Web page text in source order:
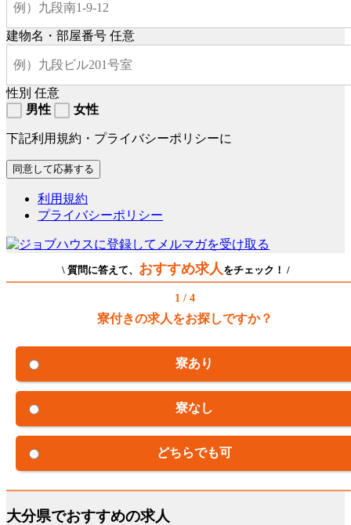
建物名・部屋番号 任意
性別 任意
男性
女性
下記利用規約・プライバシーポリシーに
利用規約
プライバシーポリシー
\ 質問に答えて、 おすすめ求人 をチェック！ /
1 / 4
寮付きの求人をお探しですか？
寮あり
寮なし
どちらでも可
大分県でおすすめの求人